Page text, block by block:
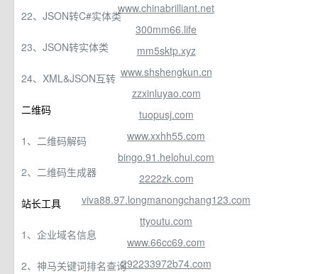
www.chinabrilliant.net
300mm66.life
mm5sktp.xyz
www.shshengkun.cn
zzxinluyao.com
tuopusj.com
www.xxhh55.com
bingo.91.helohui.com
2222zk.com
viva88.97.longmanongchang123.com
ttyoutu.com
www.66cc69.com
292233972b74.com
22、JSON转C#实体类
23、JSON转实体类
24、XML&JSON互转
二维码
1、二维码解码
2、二维码生成器
站长工具
1、企业域名信息
2、神马关键词排名查询